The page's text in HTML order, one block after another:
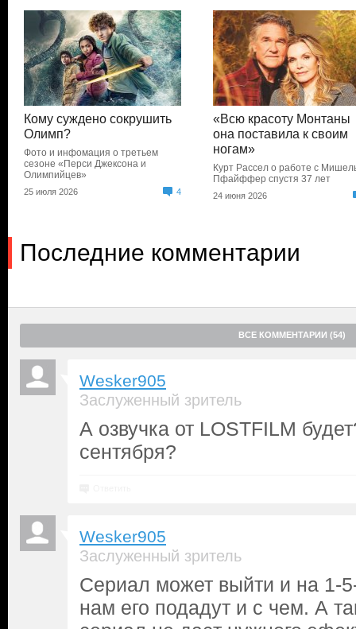
Кому суждено сокрушить
Олимп?
Фото и инфомация о третьем
сезоне «Перси Джексона и
Олимпийцев»
25 июля 2026 4
«Всю красоту Монтаны
она поставила к своим
ногам»
Курт Рассел о работе с
Пфайффер спустя 37 лет
24 июня 2026
Последние комментарии
ВСЕ КОММЕНТАРИИ (54)
Wesker905
Заслуженный зритель
А озвучка от LOSTFILM
сентября?
Wesker905
Заслуженный зритель
Сериал может выйти и на 1-
нам его подадут и с чем. А